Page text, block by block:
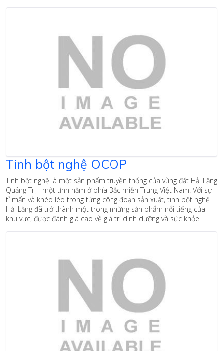
Tinh bột nghệ OCOP
Tinh bột nghệ là một sản phẩm truyền thống của vùng đất Hải Lăng
Quảng Trị - một tỉnh nằm ở phía Bắc miền Trung Việt Nam. Với sự
tỉ mẩn và khéo léo trong từng công đoạn sản xuất, tinh bột nghệ
Hải Lăng đã trở thành một trong những sản phẩm nổi tiếng của
khu vực, được đánh giá cao về giá trị dinh dưỡng và sức khỏe.